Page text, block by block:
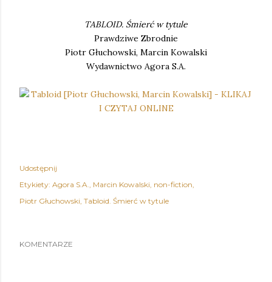
TABLOID. Śmierć w tytule
Prawdziwe Zbrodnie
Piotr Głuchowski, Marcin Kowalski
Wydawnictwo Agora S.A.
Udostępnij
Etykiety: Agora S.A. Marcin Kowalski non-fiction
Piotr Głuchowski Tabloid. Śmierć w tytule
KOMENTARZE